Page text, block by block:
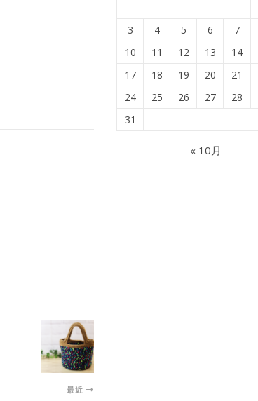
最近
3
4 5 6 7
10
11 12 13 14
17
18 19 20 21
24
25 26 27 28
31
« 10月